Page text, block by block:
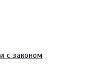
с законом